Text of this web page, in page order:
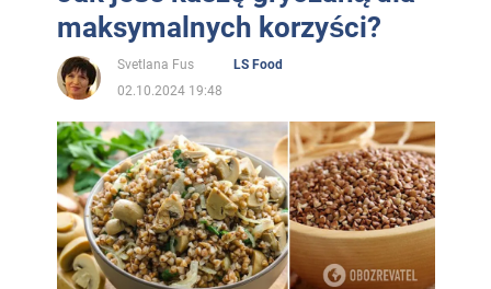
maksymalnych korzyści?
Svetlana Fus
LS Food
02.10.2024 19:48